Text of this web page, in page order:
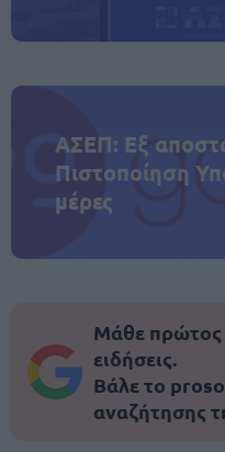
ΑΣΕΠ: Εξ
Πιστοποίηση
μέρες
Μάθε πρώτος
ειδήσεις.
Βάλε το
αναζήτησης